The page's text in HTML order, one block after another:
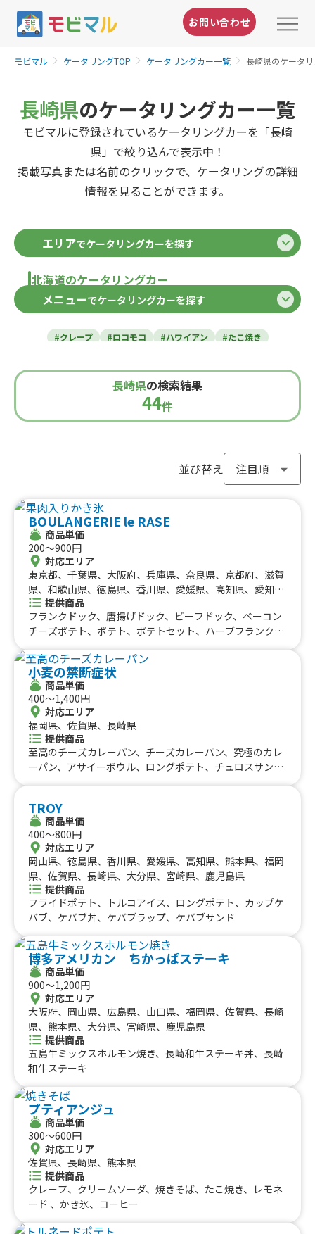
お問い合わせ
モビマル ケータリングTOP ケータリングカー一覧 長崎県のケータ
長崎県のケータリングカー一覧
モビマルに登録されているケータリングカーを「長崎
県」で絞り込んで表示中！
掲載写真または名前のクリックで、ケータリングの詳細
情報を見ることができます。
エリアでケータリングカーを探す
北海道のケータリングカー
北海道
関東のケータリングカー
埼玉県栃木県
北信越のケータリングカー
東海のケータリングカー
愛知県静岡県三重県岐阜県
中国のケータリングカー
鳥取県島根県岡山県広島県山口県
四国のケータリングカー
徳島県香川県愛媛県高知県
九州のケータリングカー
福岡県佐賀県長崎県熊本県
沖縄のケータリングカー
沖縄県
メニューでケータリングカーを探す
#クレープ #ロコモコ #ハワイアン
#たこ焼き
#餃子・小籠包
#唐揚げ #ドリンク
#タピオカ
#イタリアン #カレー
#ケバブ #コーヒー
#タコライス
#焼きそば
#焼き鳥
#おにぎり
#ローストビーフ
#スムージー
#アイスクリーム
#クリームソーダ
#ケーキ
#クロッフル #モンブラン #お弁当
#パフェ
#フルーツジュース
#パン #韓国料理
#パンケーキ
#海鮮
#和菓子 #和食 #ご当地グルメ
#串焼き
#流行グルメ
#丼ぶり #台湾料理
#ベトナム料理
#りんご飴・フルーツ飴
#アサイーボウル
長崎県の検索結果
44件
並び替え
BOULANGERIE le RASE
商品単価
200〜900円
対応エリア
東京都、千葉県、大阪府、兵庫県、奈良県、京都府、滋賀
県、和歌山県、徳島県、香川県、愛媛県、高知県、愛知
県、岐阜県、北海道、神奈川県、埼玉県、栃木県、静岡
県、三重県、広島県、福岡県、長崎県、茨城県、群馬県、
山梨県、新潟県、富山県、石川県、福井県、長野県、鳥取
宮崎県、鹿児島県
提供商品
フランクドック、唐揚げドック、ビーフドック、ベーコン
チーズポテト、ポテト、ポテトセット、ハーブフランク、
モネード、コーラ、コーヒー、カフェオレ、抹茶オレ、ビ
ール、酎ハイレモン、ノンアルコールビール、果肉入りか
き氷、かき氷、たこ焼き(７個入り)
小麦の禁断症状
商品単価
400〜1,400円
対応エリア
福岡県、佐賀県、長崎県
提供商品
至高のチーズカレーパン、チーズカレーパン、究極のカレ
ーパン、アサイーボウル、ロングポテト、チュロスサンデ
ココ、チュロス、キウイ&ナタデココ、かき氷、削りいち
ご、フルーツソースグレープフルーツナタデココ、フルー
ツソース台湾レモン、フルーツソースパイナップルパッシ
ョンナタデココ、フルーツソースストロベリー&ナタデコ
コ、リフレッシュアクア、グレナデンジンジャー、韓国か
き氷ピンス、禁断の竜田揚げ
TROY
商品単価
400〜800円
対応エリア
岡山県、徳島県、香川県、愛媛県、高知県、熊本県、福岡
県、佐賀県、長崎県、大分県、宮崎県、鹿児島県
提供商品
フライドポテト、トルコアイス、ロングポテト、カップケ
バブ、ケバブ丼、ケバブラップ、ケバブサンド
博多アメリカン ちかっぱステーキ
商品単価
900〜1,200円
対応エリア
大阪府、岡山県、広島県、山口県、福岡県、佐賀県、長崎
県、熊本県、大分県、宮崎県、鹿児島県
提供商品
五島牛ミックスホルモン焼き、長崎和牛ステーキ丼、長崎
和牛ステーキ
プティアンジュ
商品単価
300〜600円
対応エリア
佐賀県、長崎県、熊本県
提供商品
クレープ、クリームソーダ、焼きそば、たこ焼き、レモネ
ード 、かき氷、コーヒー